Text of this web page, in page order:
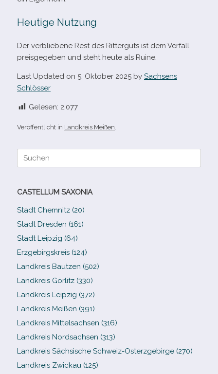
Heutige Nutzung
Der ver­blie­bene Rest des Ritterguts ist dem Verfall
preis­ge­ge­ben und steht heute als Ruine.
Last Updated on 5. Oktober 2025 by Sachsens
Schlösser
Gelesen: 2.077
Veröffentlicht in Landkreis Meißen
Suche
CASTELLUM SAXONIA
Stadt Chemnitz (20)
Stadt Dresden (161)
Stadt Leipzig (64)
Erzgebirgskreis (124)
Landkreis Bautzen (502)
Landkreis Görlitz (330)
Landkreis Leipzig (372)
Landkreis Meißen (391)
Landkreis Mittelsachsen (316)
Landkreis Nordsachsen (313)
Landkreis Sächsische Schweiz-​Osterzgebirge (270)
Landkreis Zwickau (125)